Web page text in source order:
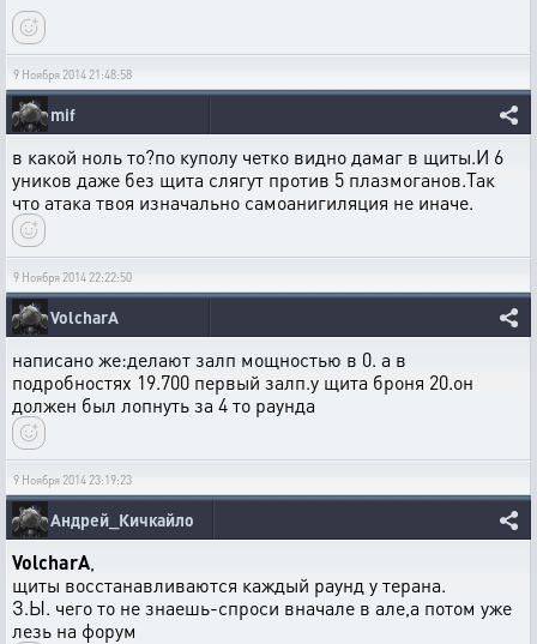
9 Ноября 2014 21:48:58
mif
в какой ноль то?по куполу четко видно дамаг в щиты.И 6
уников даже без щита слягут против 5 плазмоганов.Так
что атака твоя изначально самоанигиляция не иначе.
9 Ноября 2014 22:22:50
VolcharA
написано же:делают залп мощностью в 0. а в
подробностях 19.700 первый залп.у щита броня 20.он
должен был лопнуть за 4 то раунда
9 Ноября 2014 23:19:23
Андрей_Кичкайло
VolcharA
щиты восстанавливаются каждый раунд у терана.
З.Ы. чего то не знаешь-спроси вначале в але,а потом уже
лезь на форум